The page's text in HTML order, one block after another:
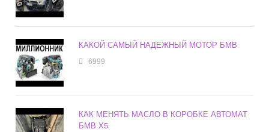
КАКОЙ САМЫЙ НАДЕЖНЫЙ МОТОР БМВ
6999
КАК МЕНЯТЬ МАСЛО В КОРОБКЕ АВТОМАТ
БМВ Х5